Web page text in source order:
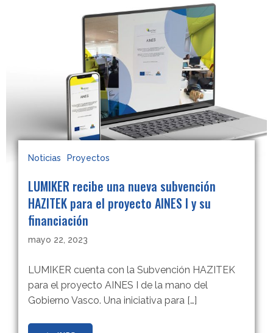
Noticias Proyectos
LUMIKER recibe una nueva subvención
HAZITEK para el proyecto AINES I y su
financiación
mayo 22, 2023
LUMIKER cuenta con la Subvención HAZITEK
para el proyecto AINES I de la mano del
Gobierno Vasco. Una iniciativa para […]